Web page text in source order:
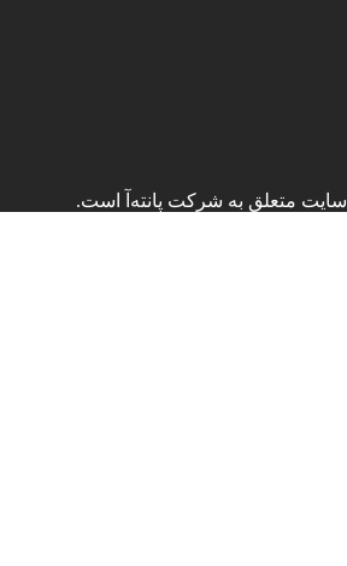
متعلق به شرکت پانته‌آ است.